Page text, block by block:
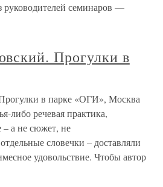
семинаров —
Прогулки в
в парке «ОГИ», Москва
либо речевая практика,
– а не сюжет, не
словечки – доставляли
удовольствие. Чтобы автор